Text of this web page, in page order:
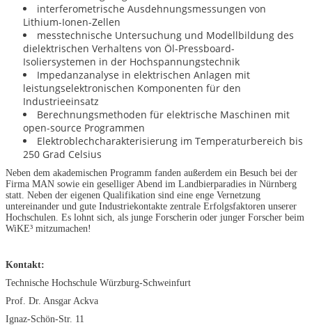
interferometrische Ausdehnungsmessungen von
Lithium-Ionen-Zellen
messtechnische Untersuchung und Modellbildung des
dielektrischen Verhaltens von Öl-Pressboard-
Isoliersystemen in der Hochspannungstechnik
Impedanzanalyse in elektrischen Anlagen mit
leistungselektronischen Komponenten für den
Industrieeinsatz
Berechnungsmethoden für elektrische Maschinen mit
open-source Programmen
Elektroblechcharakterisierung im Temperaturbereich bis
250 Grad Celsius
Neben dem akademischen Programm fanden außerdem ein Besuch bei der
Firma MAN sowie ein geselliger Abend im Landbierparadies in Nürnberg
statt. Neben der eigenen Qualifikation sind eine enge Vernetzung
untereinander und gute Industriekontakte zentrale Erfolgsfaktoren unserer
Hochschulen. Es lohnt sich, als junge Forscherin oder junger Forscher beim
WiKE³ mitzumachen!
Kontakt:
Technische Hochschule Würzburg-Schweinfurt
Prof. Dr. Ansgar Ackva
Ignaz-Schön-Str. 11